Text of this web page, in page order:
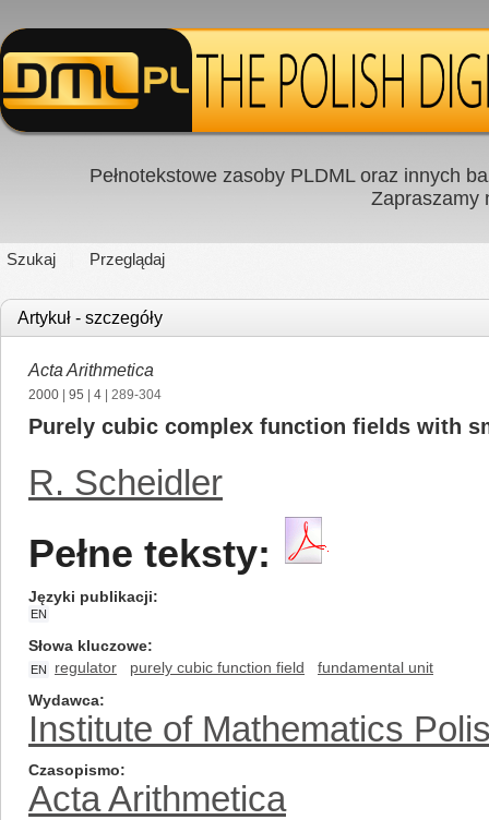
Pełnotekstowe zasoby PLDML oraz innych
Zapraszamy
Szukaj Przeglądaj
Artykuł - szczegóły
Acta Arithmetica
2000 95 4 | 289-304
Purely cubic complex function fields with
R. Scheidler
Pełne teksty:
Języki publikacji
EN
Słowa kluczowe
EN regulator purely cubic function field
fundamental unit
Wydawca
Institute of Mathematics
Czasopismo
Acta Arithmetica